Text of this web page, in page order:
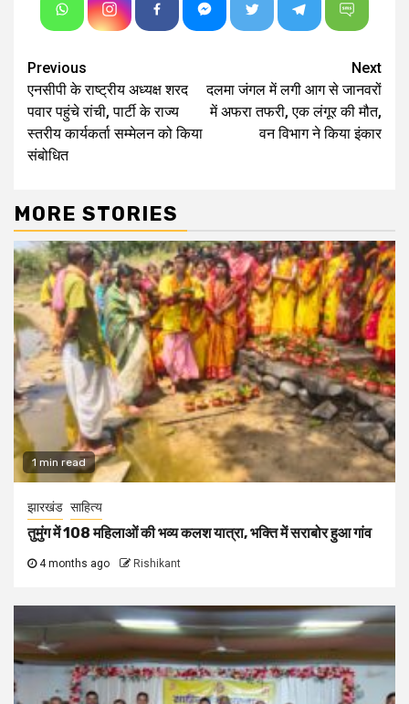
Continue
Reading
Previous
एनसीपी के राष्ट्रीय अध्यक्ष शरद
पवार पहुंचे रांची, पार्टी के राज्य
स्तरीय कार्यकर्ता सम्मेलन को किया
संबोधित
Next
दलमा जंगल में लगी आग से जानवरों
में अफरा तफरी, एक लंगूर की मौत,
वन विभाग ने किया इंकार
MORE STORIES
1 min read
झारखंड साहित्य
तुमुंग में 108 महिलाओं की भव्य कलश यात्रा, भक्ति में सराबोर हुआ गांव
4 months ago Rishikant